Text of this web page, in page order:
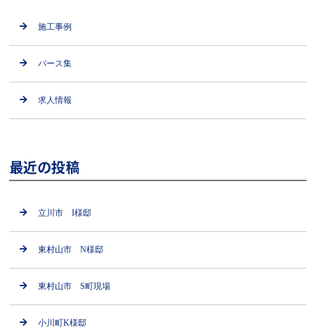
施工事例
パース集
求人情報
最近の投稿
立川市 I様邸
東村山市 N様邸
東村山市 S町現場
小川町K様邸